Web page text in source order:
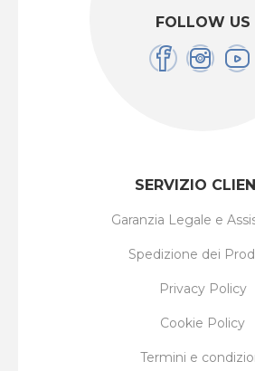
FOLLOW US
SERVIZIO
Garanzia Legale e
Spedizione dei
Privacy Policy
Cookie Policy
Termini e